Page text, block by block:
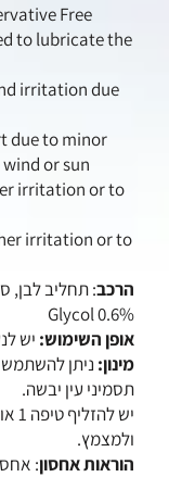
Free
to lubricate the
irritation due
due to minor
or sun
irritation or to
irritation or to
הרכב
Glycol 0.6%
אופן השימוש: יש
מינון: ניתן
תסמיני עין יבשה.
ולמצמץ.
הוראות אחסון: